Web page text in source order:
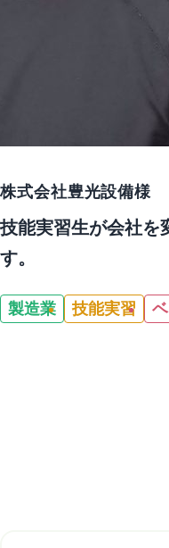
株式会社豊光設備様
技能実習生が会社を
す。
製造業 技能実習